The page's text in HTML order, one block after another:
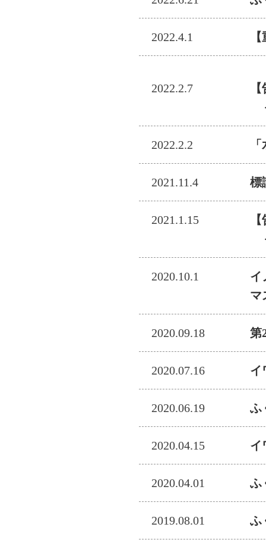
2022.4.1
2022.2.7
2022.2.2
2021.11.4 標
2021.1.15
2020.10.1
イ
マ
2020.09.18 第
2020.07.16 イ
2020.06.19 ふ
2020.04.15 イ
2020.04.01 ふ
2019.08.01 ふ